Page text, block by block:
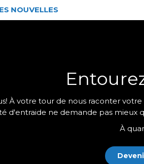
NOUVELLES
À votre tour de nous raconter
d'entraide ne demande pas mieux
À